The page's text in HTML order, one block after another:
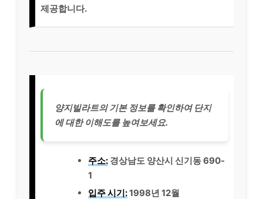
제공합니다.
양지빌라트의 기본 정보를 확인하여 단지
에 대한 이해도를 높여보세요.
주소: 경상남도 양산시 신기동 690-
1
입주 시기:1998년 12월